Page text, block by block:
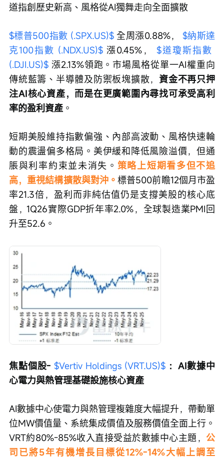
道指創歷史新高、風格從AI獨舞走向全面擴散
$標普500指數 (.SPX.US)$ 全周漲0.88%， $納斯達
克100指數 (.NDX.US)$ 漲0.45%， $道瓊斯指數
(.DJI.US)$ 漲2.13%領跑。市場風格從單一AI權重向
傳統藍籌、半導體及防禦板塊擴散，資金不再只押
注AI核心資產，而是在更廣範圍內尋找可承受高利
率的盈利資產 。
短期美股維持指數偏強、內部高波動、風格快速輪
動的震盪偏多格局。美伊緩和降低風險溢價，但通
脹與利率約束並未消失。 策略上短期看多但不追
高，重視結構擴散與對沖。標普500前瞻12個月市盈
率21.3倍，盈利而非純估值仍是支撐美股的核心底
盤，1Q26實際GDP折年率2.0%，全球製造業PMI回
升至52.6。
焦點個股- $Vertiv Holdings (VRT.US)$ ：AI數據中
心電力與熱管理基礎設施核心資產
AI數據中心使電力與熱管理複雜度大幅提升，帶動單
位MW價值量、系統集成價值及服務價值全面上行。
VRT約80%-85%收入直接受益於數據中心主題， 公
司已將5年有機增長目標從12%-14%大幅上調至